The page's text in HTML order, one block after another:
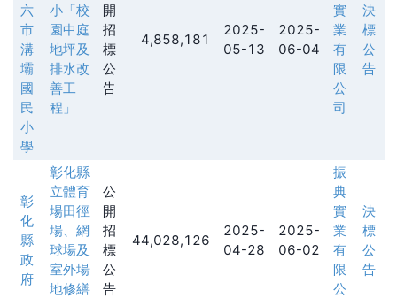
六
市
溝
壩
國
民
小
學
小「校
園中庭
地坪及
排水改
善工
程」
開
招
標
公
告
4,858,181
2025-
05-13
2025-
06-04
實
業
有
限
公
司
決
標
公
告
彰
化
縣
政
府
彰化縣
立體育
場田徑
場、網
球場及
室外場
地修繕
公
開
招
標
公
告
44,028,126
2025-
04-28
2025-
06-02
振
典
實
業
有
限
公
決
標
公
告